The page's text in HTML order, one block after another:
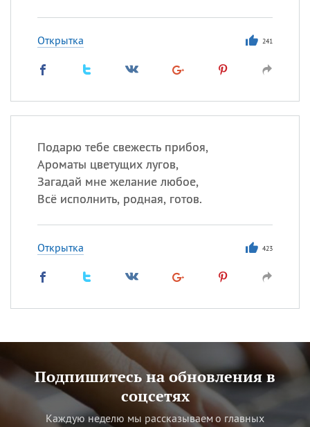
Открытка 241
Подарю тебе свежесть прибоя,
Ароматы цветущих лугов,
Загадай мне желание любое,
Всё исполнить, родная, готов.
Открытка 423
Подпишитесь на обновления в
соцсетях
Каждую неделю мы рассказываем о главных